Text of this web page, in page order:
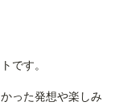
です。
った発想や楽しみ